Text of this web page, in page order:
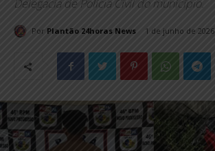
Delegacia de Polícia Civil do município.
Por Plantão 24horas News 1 de junho de 2026